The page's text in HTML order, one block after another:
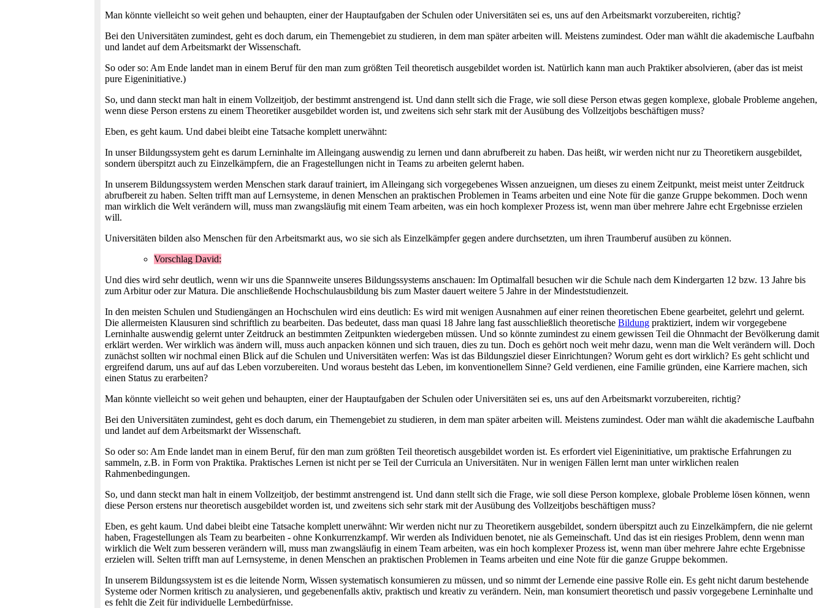
Man könnte vielleicht so weit gehen und behaupten, einer der Hauptaufgaben der Schulen oder Universitäten sei es, uns auf den Arbeitsmarkt vorzubereiten, richtig?
Bei den Universitäten zumindest, geht es doch darum, ein Themengebiet zu studieren, in dem man später arbeiten will. Meistens zumindest. Oder man wählt die akademische Laufbahn
und landet auf dem Arbeitsmarkt der Wissenschaft.
So oder so: Am Ende landet man in einem Beruf für den man zum größten Teil theoretisch ausgebildet worden ist. Natürlich kann man auch Praktiker absolvieren, (aber das ist meist
pure Eigeninitiative.)
So, und dann steckt man halt in einem Vollzeitjob, der bestimmt anstrengend ist. Und dann stellt sich die Frage, wie soll diese Person etwas gegen komplexe, globale Probleme angehen,
wenn diese Person erstens zu einem Theoretiker ausgebildet worden ist, und zweitens sich sehr stark mit der Ausübung des Vollzeitjobs beschäftigen muss?
Eben, es geht kaum. Und dabei bleibt eine Tatsache komplett unerwähnt:
In unser Bildungssystem geht es darum Lerninhalte im Alleingang auswendig zu lernen und dann abrufbereit zu haben. Das heißt, wir werden nicht nur zu Theoretikern ausgebildet,
sondern überspitzt auch zu Einzelkämpfern, die an Fragestellungen nicht in Teams zu arbeiten gelernt haben.
In unserem Bildungssystem werden Menschen stark darauf trainiert, im Alleingang sich vorgegebenes Wissen anzueignen, um dieses zu einem Zeitpunkt, meist meist unter Zeitdruck
abrufbereit zu haben. Selten trifft man auf Lernsysteme, in denen Menschen an praktischen Problemen in Teams arbeiten und eine Note für die ganze Gruppe bekommen. Doch wenn
man wirklich die Welt verändern will, muss man zwangsläufig mit einem Team arbeiten, was ein hoch komplexer Prozess ist, wenn man über mehrere Jahre echt Ergebnisse erzielen
will.
Universitäten bilden also Menschen für den Arbeitsmarkt aus, wo sie sich als Einzelkämpfer gegen andere durchsetzten, um ihren Traumberuf ausüben zu können.
Vorschlag David:
Und dies wird sehr deutlich, wenn wir uns die Spannweite unseres Bildungssystems anschauen: Im Optimalfall besuchen wir die Schule nach dem Kindergarten 12 bzw. 13 Jahre bis
zum Arbitur oder zur Matura. Die anschließende Hochschulausbildung bis zum Master dauert weitere 5 Jahre in der Mindeststudienzeit.
In den meisten Schulen und Studiengängen an Hochschulen wird eins deutlich: Es wird mit wenigen Ausnahmen auf einer reinen theoretischen Ebene gearbeitet, gelehrt und gelernt.
Die allermeisten Klausuren sind schriftlich zu bearbeiten. Das bedeutet, dass man quasi 18 Jahre lang fast ausschließlich theoretische Bildung praktiziert, indem wir vorgegebene
Lerninhalte auswendig gelernt unter Zeitdruck an bestimmten Zeitpunkten wiedergeben müssen. Und so könnte zumindest zu einem gewissen Teil die Ohnmacht der Bevölkerung damit
erklärt werden. Wer wirklich was ändern will, muss auch anpacken können und sich trauen, dies zu tun. Doch es gehört noch weit mehr dazu, wenn man die Welt verändern will. Doch
zunächst sollten wir nochmal einen Blick auf die Schulen und Universitäten werfen: Was ist das Bildungsziel dieser Einrichtungen? Worum geht es dort wirklich? Es geht schlicht und
ergreifend darum, uns auf auf das Leben vorzubereiten. Und woraus besteht das Leben, im konventionellem Sinne? Geld verdienen, eine Familie gründen, eine Karriere machen, sich
einen Status zu erarbeiten?
Man könnte vielleicht so weit gehen und behaupten, einer der Hauptaufgaben der Schulen oder Universitäten sei es, uns auf den Arbeitsmarkt vorzubereiten, richtig?
Bei den Universitäten zumindest, geht es doch darum, ein Themengebiet zu studieren, in dem man später arbeiten will. Meistens zumindest. Oder man wählt die akademische Laufbahn
und landet auf dem Arbeitsmarkt der Wissenschaft.
So oder so: Am Ende landet man in einem Beruf, für den man zum größten Teil theoretisch ausgebildet worden ist. Es erfordert viel Eigeninitiative, um praktische Erfahrungen zu
sammeln, z.B. in Form von Praktika. Praktisches Lernen ist nicht per se Teil der Curricula an Universitäten. Nur in wenigen Fällen lernt man unter wirklichen realen
Rahmenbedingungen.
So, und dann steckt man halt in einem Vollzeitjob, der bestimmt anstrengend ist. Und dann stellt sich die Frage, wie soll diese Person komplexe, globale Probleme lösen können, wenn
diese Person erstens nur theoretisch ausgebildet worden ist, und zweitens sich sehr stark mit der Ausübung des Vollzeitjobs beschäftigen muss?
Eben, es geht kaum. Und dabei bleibt eine Tatsache komplett unerwähnt: Wir werden nicht nur zu Theoretikern ausgebildet, sondern überspitzt auch zu Einzelkämpfern, die nie gelernt
haben, Fragestellungen als Team zu bearbeiten - ohne Konkurrenzkampf. Wir werden als Individuen benotet, nie als Gemeinschaft. Und das ist ein riesiges Problem, denn wenn man
wirklich die Welt zum besseren verändern will, muss man zwangsläufig in einem Team arbeiten, was ein hoch komplexer Prozess ist, wenn man über mehrere Jahre echte Ergebnisse
erzielen will. Selten trifft man auf Lernsysteme, in denen Menschen an praktischen Problemen in Teams arbeiten und eine Note für die ganze Gruppe bekommen.
In unserem Bildungssystem ist es die leitende Norm, Wissen systematisch konsumieren zu müssen, und so nimmt der Lernende eine passive Rolle ein. Es geht nicht darum bestehende
Systeme oder Normen kritisch zu analysieren, und gegebenenfalls aktiv, praktisch und kreativ zu verändern. Nein, man konsumiert theoretisch und passiv vorgegebene Lerninhalte und
es fehlt die Zeit für individuelle Lernbedürfnisse.